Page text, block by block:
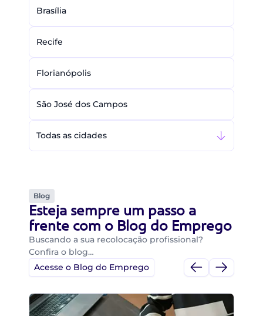
Brasília
Recife
Florianópolis
São José dos Campos
Todas as cidades
Blog
Esteja sempre um passo a
frente com o Blog do Emprego
Buscando a sua recolocação profissional?
Confira o blog…
Acesse o Blog do Emprego